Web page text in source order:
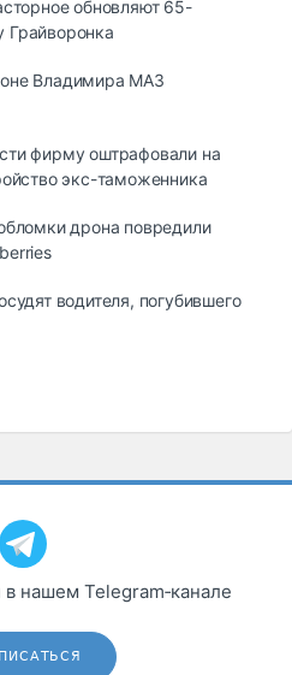
обновляют 65-
Грайворонка
Владимира МАЗ
фирму оштрафовали на
экс-таможенника
дрона повредили
водителя, погубившего
нашем Telegram‑канале